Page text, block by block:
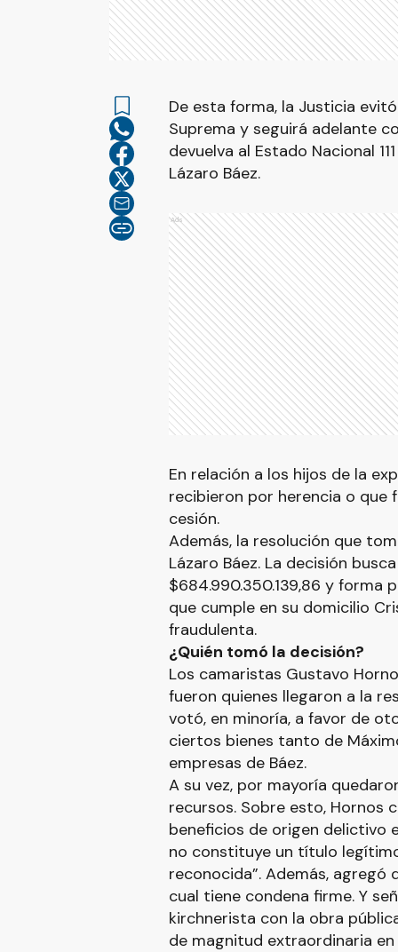
De esta forma, la Justicia
Suprema y seguirá adelante
devuelva al Estado Nacional
Lázaro Báez.
Ads
En relación a los hijos de la
recibieron por herencia o que
cesión.
Además, la resolución que
Lázaro Báez. La decisión
$684.990.350.139,86 y forma
que cumple en su domicilio
fraudulenta.
¿Quién tomó la decisión?
Los camaristas Gustavo
fueron quienes llegaron a la
votó, en minoría, a favor de
ciertos bienes tanto de
empresas de Báez.
A su vez, por mayoría
recursos. Sobre esto, Hornos
beneficios de origen delictivo
no constituye un título
reconocida”. Además,
cual tiene condena firme. Y
kirchnerista con la obra
de magnitud extraordinaria